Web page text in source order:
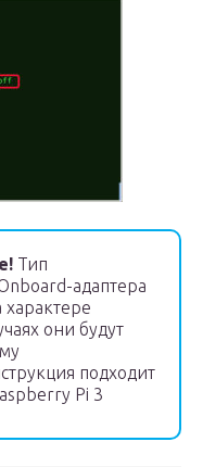
Тип
адаптера
они будут
подходит
Pi 3